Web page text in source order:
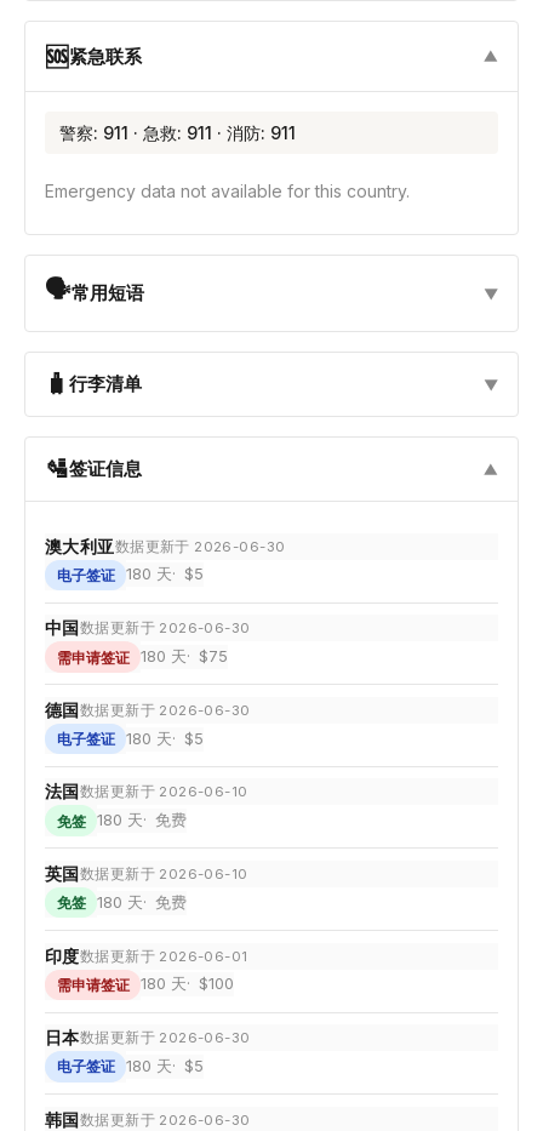
🆘紧急联系 ▼
警察: 911 · 急救: 911 · 消防: 911
Emergency data not available for this country.
🗣常用短语 ▼
🧳 行李清单 ▼
🛂签证信息 ▼
澳大利亚数据更新于 2026-06-30
电子签证 180 天 $5
中国数据更新于 2026-06-30
需申请签证 180 天 $75
德国数据更新于 2026-06-30
电子签证 180 天 $5
法国 数据更新于 2026-06-10
免签 180 天 免费
英国数据更新于 2026-06-10
免签 180 天 免费
印度数据更新于 2026-06-01
需申请签证 180 天 $100
日本数据更新于 2026-06-30
电子签证 180 天 $5
韩国数据更新于 2026-06-30